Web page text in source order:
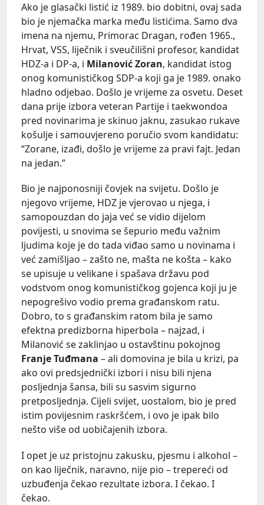
Ako je glasački listić iz 1989. bio dobitni, ovaj sada
bio je njemačka marka među listićima. Samo dva
imena na njemu, Primorac Dragan, rođen 1965.,
Hrvat, VSS, liječnik i sveučilišni profesor, kandidat
HDZ-a i DP-a, i Milanović Zoran, kandidat istog
onog komunističkog SDP-a koji ga je 1989. onako
hladno odjebao. Došlo je vrijeme za osvetu. Deset
dana prije izbora veteran Partije i taekwondoa
pred novinarima je skinuo jaknu, zasukao rukave
košulje i samouvjereno poručio svom kandidatu:
“Zorane, izađi, došlo je vrijeme za pravi fajt. Jedan
na jedan.”
Bio je najponosniji čovjek na svijetu. Došlo je
njegovo vrijeme, HDZ je vjerovao u njega, i
samopouzdan do jaja već se vidio dijelom
povijesti, u snovima se šepurio među važnim
ljudima koje je do tada viđao samo u novinama i
već zamišljao – zašto ne, mašta ne košta – kako
se upisuje u velikane i spašava državu pod
vodstvom onog komunističkog gojenca koji ju je
nepogrešivo vodio prema građanskom ratu.
Dobro, to s građanskim ratom bila je samo
efektna predizborna hiperbola – najzad, i
Milanović se zaklinjao u ostavštinu pokojnog
Franje Tuđmana – ali domovina je bila u krizi, pa
ako ovi predsjednički izbori i nisu bili njena
posljednja šansa, bili su sasvim sigurno
pretposljednja. Cijeli svijet, uostalom, bio je pred
istim povijesnim raskršćem, i ovo je ipak bilo
nešto više od uobičajenih izbora.
I opet je uz pristojnu zakusku, pjesmu i alkohol –
on kao liječnik, naravno, nije pio – trepereći od
uzbuđenja čekao rezultate izbora. I čekao. I
čekao.